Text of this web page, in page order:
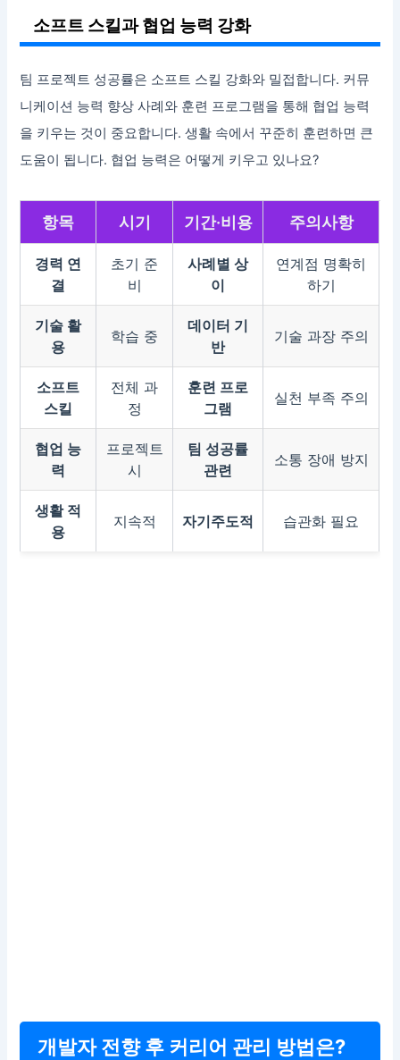
소프트 스킬과 협업 능력 강화
팀 프로젝트 성공률은 소프트 스킬 강화와 밀접합니다. 커뮤
니케이션 능력 향상 사례와 훈련 프로그램을 통해 협업 능력
을 키우는 것이 중요합니다. 생활 속에서 꾸준히 훈련하면 큰
도움이 됩니다. 협업 능력은 어떻게 키우고 있나요?
항목 시기 기간·비용 주의사항
경력 연
결
초기 준
비
사례별 상
이
연계점 명확히
하기
기술 활
용
학습 중
데이터 기
반
기술 과장 주의
소프트
스킬
전체 과
정
훈련 프로
그램
실천 부족 주의
협업 능
력
프로젝트
시
팀 성공률
관련
소통 장애 방지
생활 적
용
지속적 자기주도적 습관화 필요
개발자 전향 후 커리어 관리 방법은?